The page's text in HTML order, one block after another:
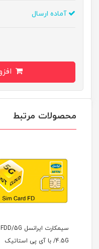
آماده ارسال
محصولات مرتبط
سیمکارت ایرانسل FDD/5G
/4.5G با آی پی استاتیک